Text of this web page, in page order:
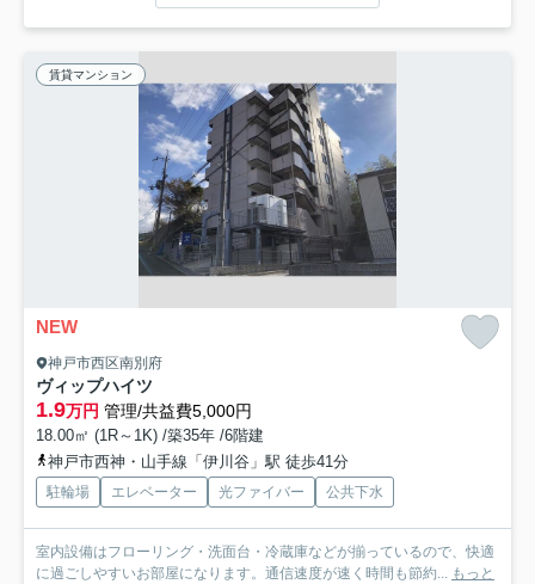
賃貸マンション
NEW
神戸市西区南別府
ヴィップハイツ
1.9万円 管理/共益費5,000円
18.00㎡ (1R～1K) /築35年 /6階建
神戸市西神・山手線「伊川谷」駅 徒歩41分
駐輪場 エレベーター 光ファイバー 公共下水
室内設備はフローリング・洗面台・冷蔵庫などが揃っているので、快適
に過ごしやすいお部屋になります。通信速度が速く時間も節約... もっと